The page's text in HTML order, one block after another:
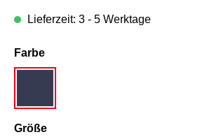
Lieferzeit: 3 - 5 Werktage
Farbeauswählen
Größeauswählen